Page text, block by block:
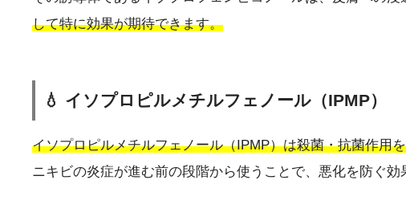
して特に効果が期待できます。
💧 イソプロピルメチルフェノール（IPMP）
イソプロピルメチルフェノール（IPMP）は殺菌・抗菌作用
ニキビの炎症が進む前の段階から使うことで、悪化を防ぐ